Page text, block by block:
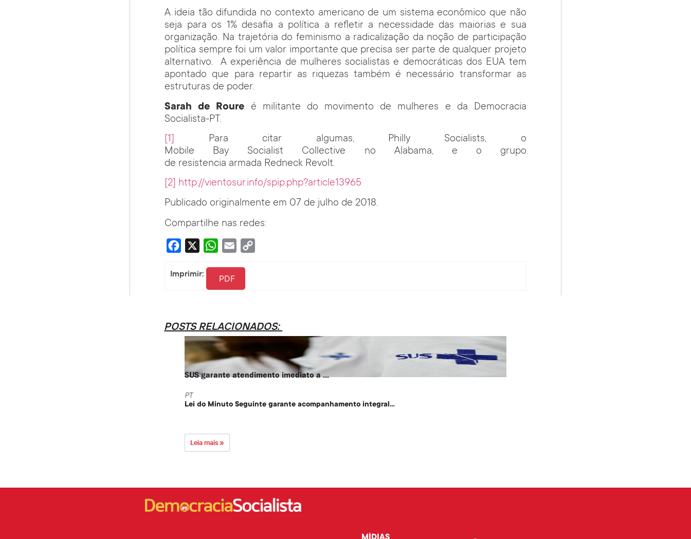
A ideia tão difundida no contexto americano de um sistema econômico que não
seja para os 1% desafia a política a refletir a necessidade das maiorias e sua
organização. Na trajetória do feminismo a radicalização da noção de participação
política sempre foi um valor importante que precisa ser parte de qualquer projeto
alternativo. A experiência de mulheres socialistas e democráticas dos EUA tem
apontado que para repartir as riquezas também é necessário transformar as
estruturas de poder.
Sarah de Roure é militante do movimento de mulheres e da Democracia
Socialista-PT.
[1]
Para citar algumas, Philly Socialists, o
Mobile Bay Socialist Collective no Alabama, e o grupo
de resistencia armada Redneck Revolt.
[2] http://vientosur.info/spip.php?article13965
Publicado originalmente em 07 de julho de 2018.
Compartilhe nas redes:
Facebook WhatsApp
Email
Imprimir: PDF
POSTS RELACIONADOS:
SUS garante atendimento imediato a ...
PT
Lei do Minuto Seguinte garante acompanhamento integral...
Leia mais »